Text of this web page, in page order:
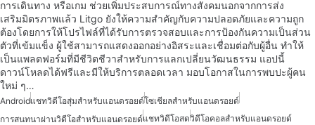
การเดินทาง หรือเกม ช่วยเพิ่มประสบการณ์ทางสังคมนอกจากการส่ง
เสริมมิตรภาพแล้ว Litgo ยังให้ความสำคัญกับความปลอดภัยและความถูก
ต้องโดยการให้โปรไฟล์ที่ได้รับการตรวจสอบและการป้องกันความเป็นส่วน
ตัวที่เข้มแข็ง ผู้ใช้สามารถแสดงออกอย่างอิสระและเชื่อมต่อกับผู้อื่น ทำให้
เป็นแพลตฟอร์มที่มีชีวิตชีวาสำหรับการแลกเปลี่ยนวัฒนธรรม แอปนี้
ดาวน์โหลดได้ฟรีและมีให้บริการตลอดเวลา มอบโอกาสในการพบปะผู้คน
ใหม่ ๆ…
Androidแชทวิดีโอสุ่มสำหรับแอนดรอยด์โซเชียลสำหรับแอนดรอยด์
การสนทนาผ่านวิดีโอสำหรับแอนดรอยด์แชทวิดีโอสดวิดีโอคอลสำหรับแอนดรอยด์